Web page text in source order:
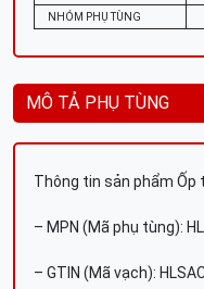
NHÓM PHỤ TÙNG
MÔ TẢ PHỤ TÙNG
Thông tin sản phẩm
– MPN (Mã phụ tùng):
– GTIN (Mã vạch):